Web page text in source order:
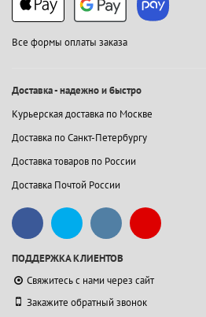
Все формы оплаты заказа
Доставка - надежно и быстро
Курьерская доставка по Москве
Доставка по Санкт-Петербургу
Доставка товаров по России
Доставка Почтой России
ПОДДЕРЖКА КЛИЕНТОВ
Свяжитесь с нами через сайт
Закажите обратный звонок